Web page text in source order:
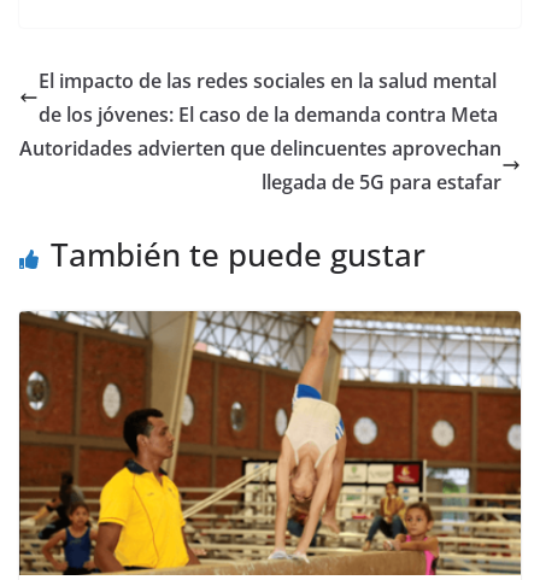
El impacto de las redes sociales en la salud mental
de los jóvenes: El caso de la demanda contra Meta
Autoridades advierten que delincuentes aprovechan
llegada de 5G para estafar
También te puede gustar